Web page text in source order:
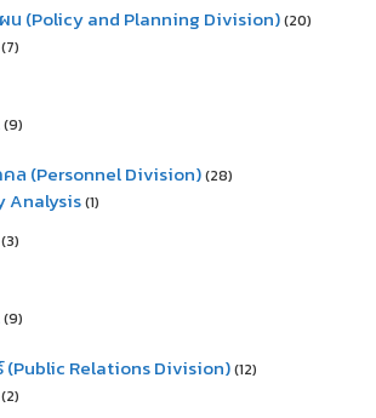
น (Policy and Planning Division)(20)
(9)
ล (Personnel Division)(28)
Analysis(1)
(9)
(Public Relations Division)(12)